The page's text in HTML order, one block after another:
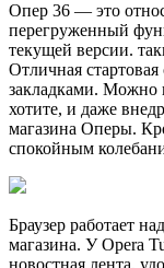
Опер 36 — это
перегруженный
текущей версии.
Отличная
закладками. Можно
хотите, и даже
магазина Оперы.
спокойным
Браузер работает
магазина. У Opera